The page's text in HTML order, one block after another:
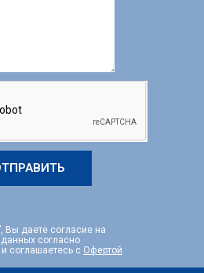
Вы даете согласие на
согласно
и соглашаетесь с Офертой